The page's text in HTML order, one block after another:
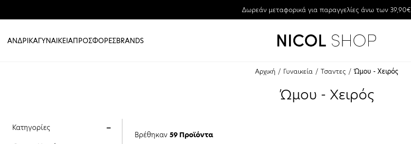
Δωρεάν μεταφορικά για παραγγελίες άνω των 39,90€
ΑΝΔΡΙΚΑΓΥΝΑΙΚΕΙΑΠΡΟΣΦΟΡΕΣBRANDS
Αρχική Γυναικεία Τσαντες Ώμου - Χειρός
Ώμου - Χειρός
Κατηγορίες
Βρέθηκαν 59 Προϊόντα